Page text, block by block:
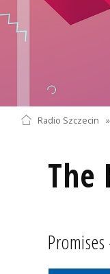
Radio Szczecin »
The